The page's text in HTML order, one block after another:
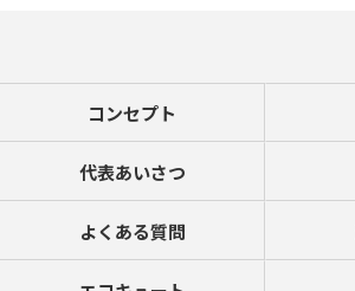
コンセプト
代表あいさつ
よくある質問